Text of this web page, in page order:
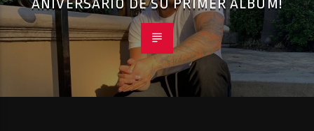
ANIVERSARIO DE SU PRIMER ÁLBUM!